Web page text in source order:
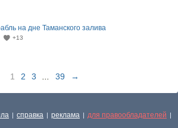
на дне Таманского залива
+13
1 2 3 39 →
| справка | реклама | для правообладателей |